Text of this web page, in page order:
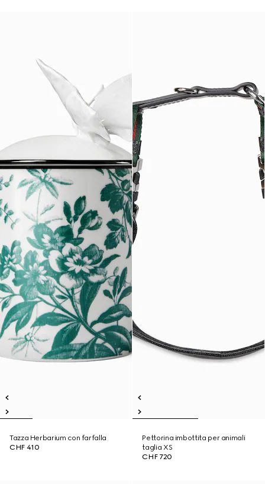
Tazza Herbarium con farfalla
CHF 410
Pettorina imbottita per animali
taglia XS
CHF 720